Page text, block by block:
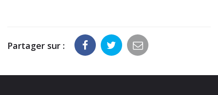
Partager sur :